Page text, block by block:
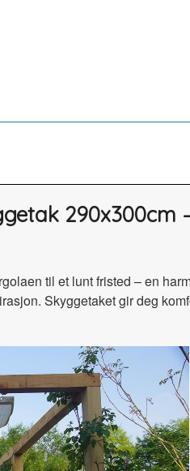
290x300cm
til et lunt fristed – en
Skyggetaket gir deg